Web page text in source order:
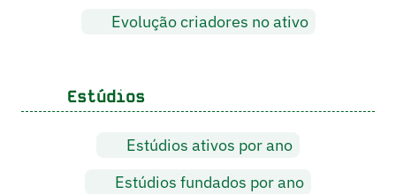
Evolução criadores no ativo
Estúdios
Estúdios ativos por ano
Estúdios fundados por ano